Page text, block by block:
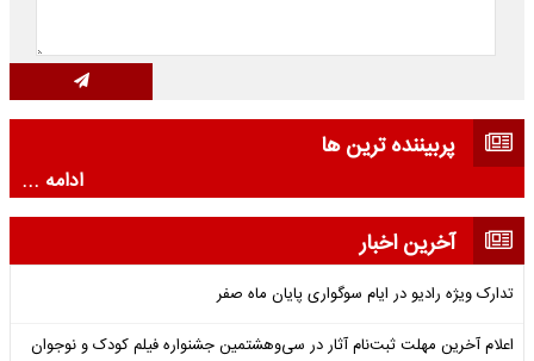
پربیننده ترین ها
ادامه ...
آخرین اخبار
تدارک ویژه رادیو در ایام سوگواری پایان ماه صفر
اعلام آخرین مهلت ثبت‌نام آثار در سی‌وهشتمین جشنواره فیلم کودک و نوجوان